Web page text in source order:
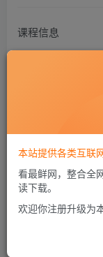
课程信息
《AI绘画全新课
课程》是一套专
掌握从文生图、
应用。课程内容
控制、局部重绘
修复、骨骼文生
本站提供各类互联
看最鲜网，整合全
读下载。
欢迎你注册升级为